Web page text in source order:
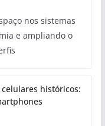
nos sistemas
e ampliando o
históricos: